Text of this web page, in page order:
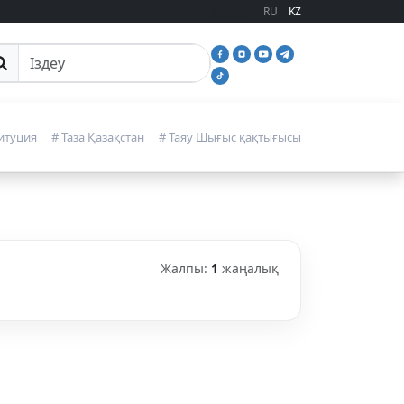
RU KZ
іздеу
# Таза Қазақстан # Таяу Шығыс қақтығысы
Жалпы: 1 жаңалық